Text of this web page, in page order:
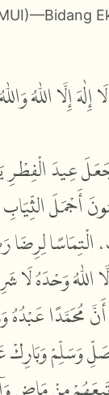
—Bidang
أَكْبَرُ (×٩) لَا إِلٰهَ إِلَّا
عِيدَ الْفِطْرِ
أَجْمَلَ
الْتِمَاسًا لِرِضَا
اللّٰهُ وَحْدَهُ لَا
مُحَمَّدًا عَبْدُهُ
وَسَلِّمْ وَبَارِكْ